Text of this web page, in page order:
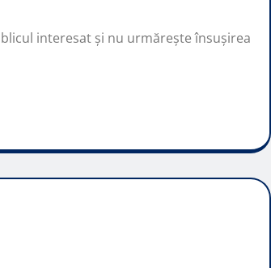
interesat și nu urmărește însușirea